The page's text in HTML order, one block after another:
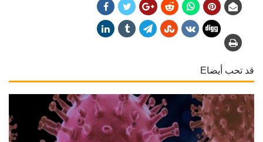
قد تحب أيضاE